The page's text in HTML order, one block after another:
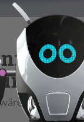
es so